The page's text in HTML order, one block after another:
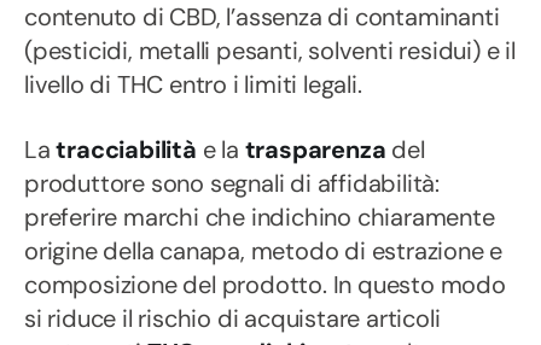
contenuto di CBD, l’assenza di contaminanti
(pesticidi, metalli pesanti, solventi residui) e il
livello di THC entro i limiti legali.
Latracciabilità e la trasparenza del
produttore sono segnali di affidabilità:
preferire marchi che indichino chiaramente
origine della canapa, metodo di estrazione e
composizione del prodotto. In questo modo
si riduce il rischio di acquistare articoli